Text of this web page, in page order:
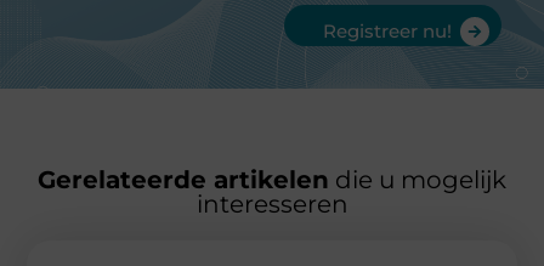
Registreer nu!
Gerelateerde artikelen die u mogelijk
interesseren